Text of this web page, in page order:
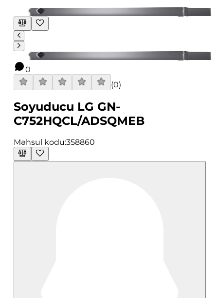
0
(0)
Soyuducu LG GN-
C752HQCL/ADSQMEB
Məhsul kodu:358860